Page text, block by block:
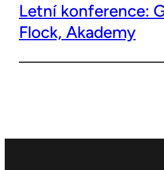
Letní konference:
Flock, Akademy